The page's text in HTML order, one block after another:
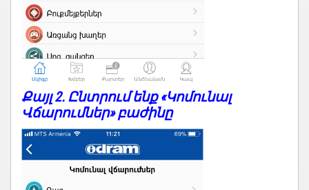
Քայլ 2. Ընտրում ենք «Կոմունալ
Վճարումներ» բաժինը